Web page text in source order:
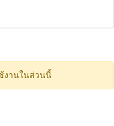
งานในส่วนนี้